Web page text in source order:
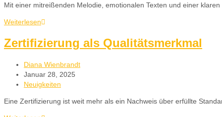
Mit einer mitreißenden Melodie, emotionalen Texten und einer
Weiterlesen
Zertifizierung als Qualitätsmerkmal
Diana Wienbrandt
Januar 28, 2025
Neuigkeiten
Eine Zertifizierung ist weit mehr als ein Nachweis über erfüllte